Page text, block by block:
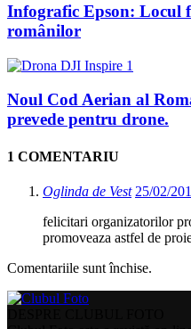
Infografic Epson: Locul
românilor
Noul Cod Aerian al
prevede pentru drone.
1 COMENTARIU
Oglinda de Vest 25/02/
felicitari organizatorilor
promoveaza astfel de
Comentariile sunt închise.